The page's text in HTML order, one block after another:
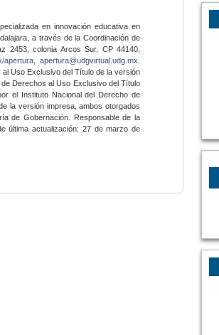
en innovación educativa en
a través de la Coordinación de
2453, colonia Arcos Sur, CP 44140,
apertura apertura@udgvirtual.udg.mx
Uso Exclusivo del Título de la versión
Derechos al Uso Exclusivo del Título
el Instituto Nacional del Derecho de
la versión impresa, ambos otorgados
de Gobernación. Responsable de la
última actualización: 27 de marzo de